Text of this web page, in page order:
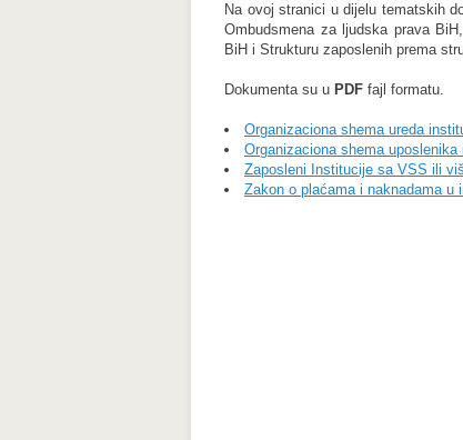
Na ovoj stranici u dijelu tematskih
Ombudsmena za ljudska prava
BiH i Strukturu zaposlenih prema
Dokumenta su u PDF fajl formatu.
Organizaciona shema ureda
Organizaciona shema
Zaposleni Institucije sa VSS ili
Zakon o plaćama i naknadama